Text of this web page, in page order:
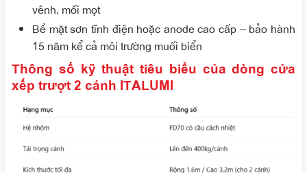
vênh, mối mọt
Bề mặt sơn tĩnh điện hoặc anode cao cấp – bảo hành
15 năm kể cả môi trường muối biển
Thông số kỹ thuật tiêu biểu của dòng cửa
xếp trượt 2 cánh ITALUMI